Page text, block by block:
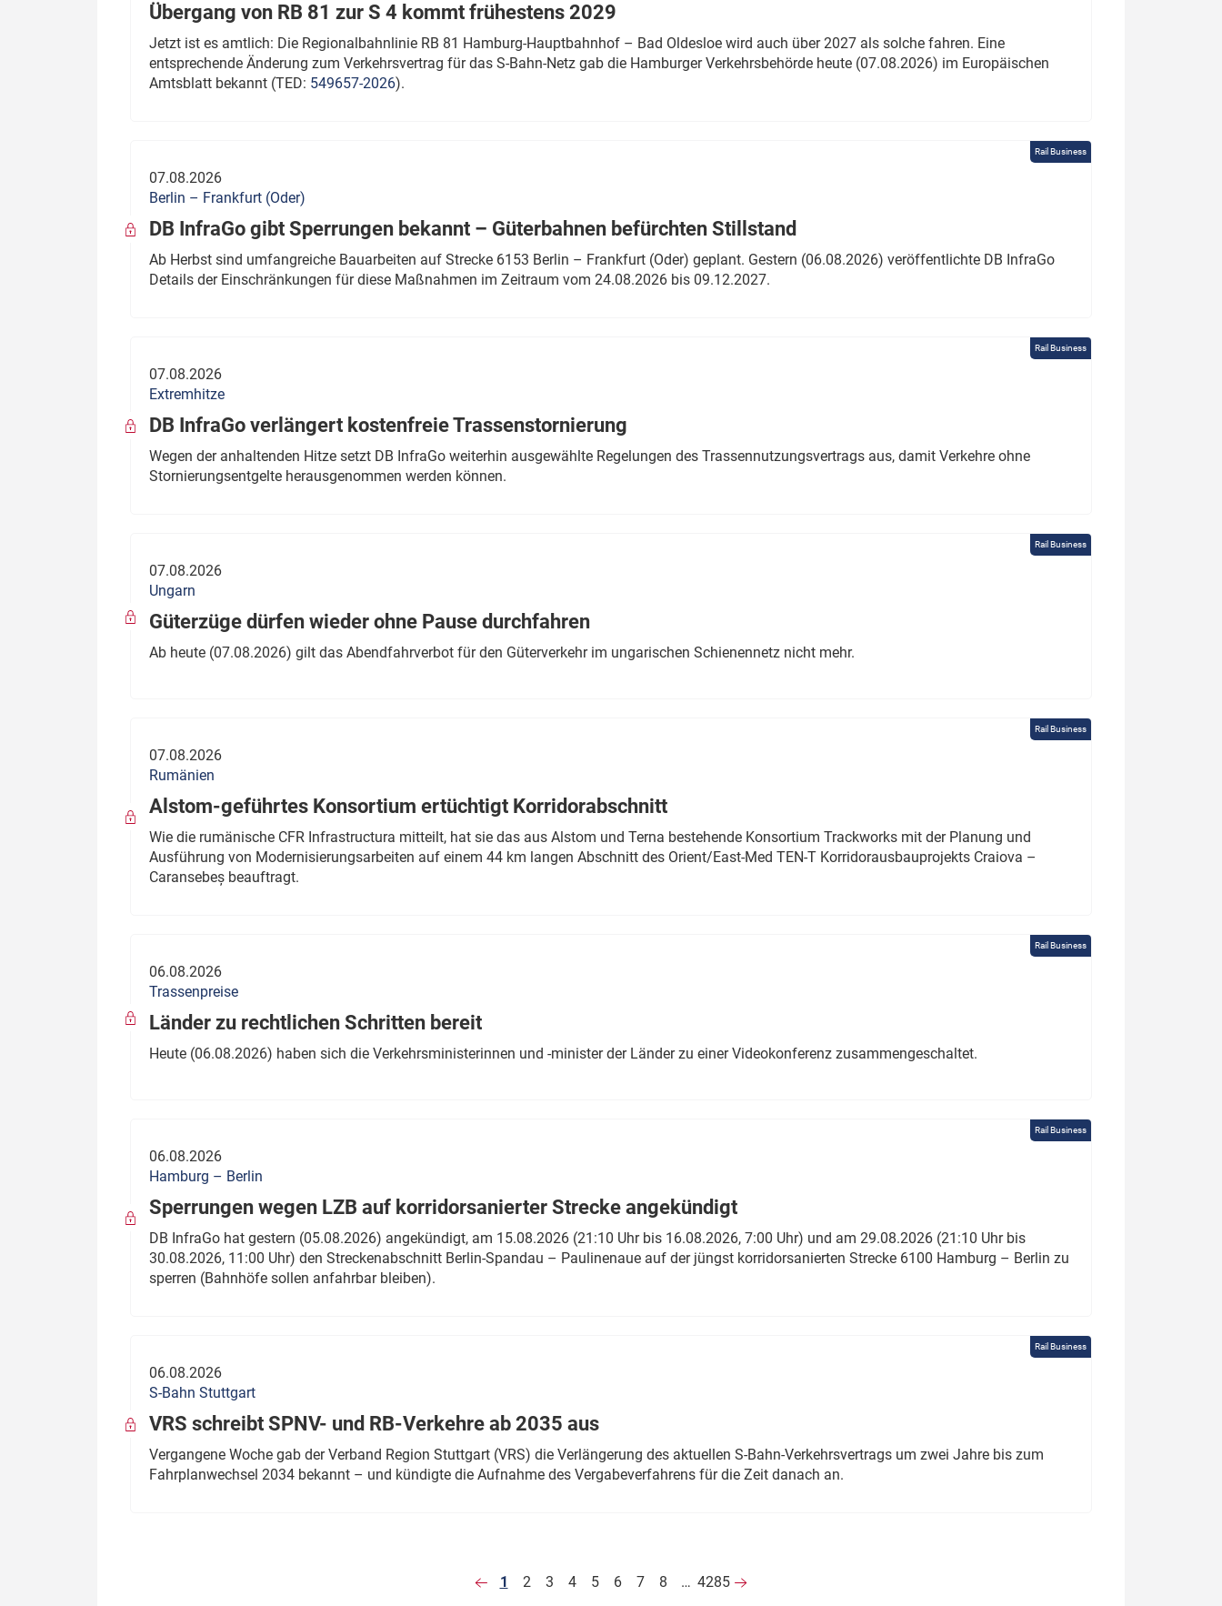
Übergang von RB 81 zur S 4 kommt frühestens 2029
Jetzt ist es amtlich: Die Regionalbahnlinie RB 81 Hamburg-Hauptbahnhof – Bad Oldesloe wird auch über 2027 als solche fahren. Eine
entsprechende Änderung zum Verkehrsvertrag für das S-Bahn-Netz gab die Hamburger Verkehrsbehörde heute (07.08.2026) im Europäischen
Amtsblatt bekannt (TED: 549657-2026).
Rail Business
07.08.2026
Berlin – Frankfurt (Oder)
DB InfraGo gibt Sperrungen bekannt – Güterbahnen befürchten Stillstand
Ab Herbst sind umfangreiche Bauarbeiten auf Strecke 6153 Berlin – Frankfurt (Oder) geplant. Gestern (06.08.2026) veröffentlichte DB InfraGo
Details der Einschränkungen für diese Maßnahmen im Zeitraum vom 24.08.2026 bis 09.12.2027.
Rail Business
07.08.2026
Extremhitze
DB InfraGo verlängert kostenfreie Trassenstornierung
Wegen der anhaltenden Hitze setzt DB InfraGo weiterhin ausgewählte Regelungen des Trassennutzungsvertrags aus, damit Verkehre ohne
Stornierungsentgelte herausgenommen werden können.
Rail Business
07.08.2026
Ungarn
Güterzüge dürfen wieder ohne Pause durchfahren
Ab heute (07.08.2026) gilt das Abendfahrverbot für den Güterverkehr im ungarischen Schienennetz nicht mehr.
Rail Business
07.08.2026
Rumänien
Alstom-geführtes Konsortium ertüchtigt Korridorabschnitt
Wie die rumänische CFR Infrastructura mitteilt, hat sie das aus Alstom und Terna bestehende Konsortium Trackworks mit der Planung und
Ausführung von Modernisierungsarbeiten auf einem 44 km langen Abschnitt des Orient/East-Med TEN-T Korridorausbauprojekts Craiova –
Caransebeș beauftragt.
Rail Business
06.08.2026
Trassenpreise
Länder zu rechtlichen Schritten bereit
Heute (06.08.2026) haben sich die Verkehrsministerinnen und -minister der Länder zu einer Videokonferenz zusammengeschaltet.
Rail Business
06.08.2026
Hamburg – Berlin
Sperrungen wegen LZB auf korridorsanierter Strecke angekündigt
DB InfraGo hat gestern (05.08.2026) angekündigt, am 15.08.2026 (21:10 Uhr bis 16.08.2026, 7:00 Uhr) und am 29.08.2026 (21:10 Uhr bis
30.08.2026, 11:00 Uhr) den Streckenabschnitt Berlin-Spandau – Paulinenaue auf der jüngst korridorsanierten Strecke 6100 Hamburg – Berlin zu
sperren (Bahnhöfe sollen anfahrbar bleiben).
Rail Business
06.08.2026
S-Bahn Stuttgart
VRS schreibt SPNV- und RB-Verkehre ab 2035 aus
Vergangene Woche gab der Verband Region Stuttgart (VRS) die Verlängerung des aktuellen S-Bahn-Verkehrsvertrags um zwei Jahre bis zum
Fahrplanwechsel 2034 bekannt – und kündigte die Aufnahme des Vergabeverfahrens für die Zeit danach an.
1 2 3 4 5 6 7 8 … 4285